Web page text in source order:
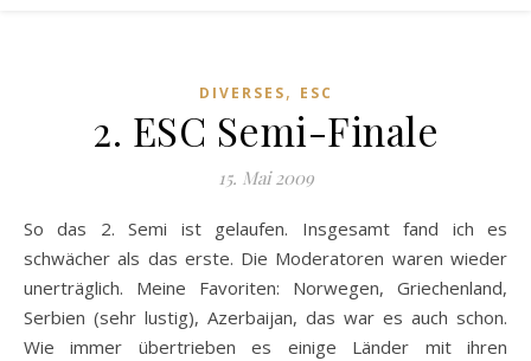
DIVERSES, ESC
2. ESC Semi-Finale
15. Mai 2009
So das 2. Semi ist gelaufen. Insgesamt fand ich es
schwächer als das erste. Die Moderatoren waren wieder
unerträglich. Meine Favoriten: Norwegen, Griechenland,
Serbien (sehr lustig), Azerbaijan, das war es auch schon.
Wie immer übertrieben es einige Länder mit ihren